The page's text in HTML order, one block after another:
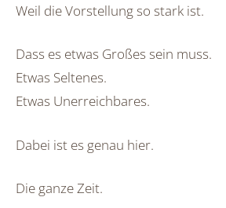
Weil die Vorstellung so stark ist.
Dass es etwas Großes sein muss.
Etwas Seltenes.
Etwas Unerreichbares.
Dabei ist es genau hier.
Die ganze Zeit.